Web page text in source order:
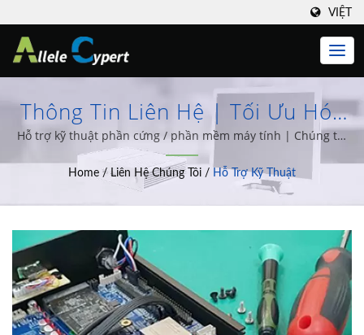
VIỆT
Thông Tin Liên Hệ | Tối Ưu Hóa
Hệ Thống IT Của Bạn Với Giải
Pháp Thin Clients & Zero Client
Của Allele Cypert
Hỗ trợ kỹ thuật phần cứng / phần mềm máy tính | Chúng tôi
đã cam kết thiết kế và sản xuất Thin Clients, máy tính All-in-
One, máy tính nhúng và một loạt các giải pháp tích hợp hệ
thống máy tính khác nhau trong hơn 20 năm kinh nghiệm.
Home / Liên Hệ Chúng Tôi / Hỗ Trợ Kỹ Thuật